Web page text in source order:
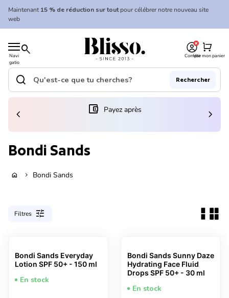
Skip to content
Maintenant15 % de réduction sur toutpour célébrer notre nouveau site
web
Navi
gatio
n
mobil
search
Accueil
CompteVoir mon panier
shopping_cart
Accueil
Recherche"
search Rechercher
(le lien s'ouvre dans un nouvel onglet/fenêtre)
account_balance_wallet Payez après
chevron_left chevron_right
Bondi Sands
home chevron_right Bondi Sands
Filtres tune
Bondi Sands Everyday
Lotion SPF 50+ - 150 ml
En stock
Bondi Sands Sunny Daze
Hydrating Face Fluid
Drops SPF 50+ - 30 ml
En stock